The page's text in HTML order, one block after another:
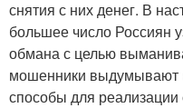
снятия с них денег. В
большее число Россиян
обмана с целью
мошенники выдумывают
способы для